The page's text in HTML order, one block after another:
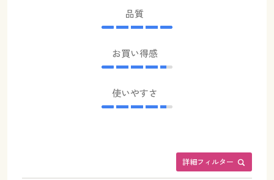
品質
お買い得感
使いやすさ
詳細フィルター